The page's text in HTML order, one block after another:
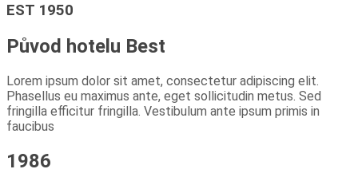
EST 1950
Původ hotelu Best
Lorem ipsum dolor sit amet, consectetur adipiscing elit.
Phasellus eu maximus ante, eget sollicitudin metus. Sed
fringilla efficitur fringilla. Vestibulum ante ipsum primis in
faucibus
1986